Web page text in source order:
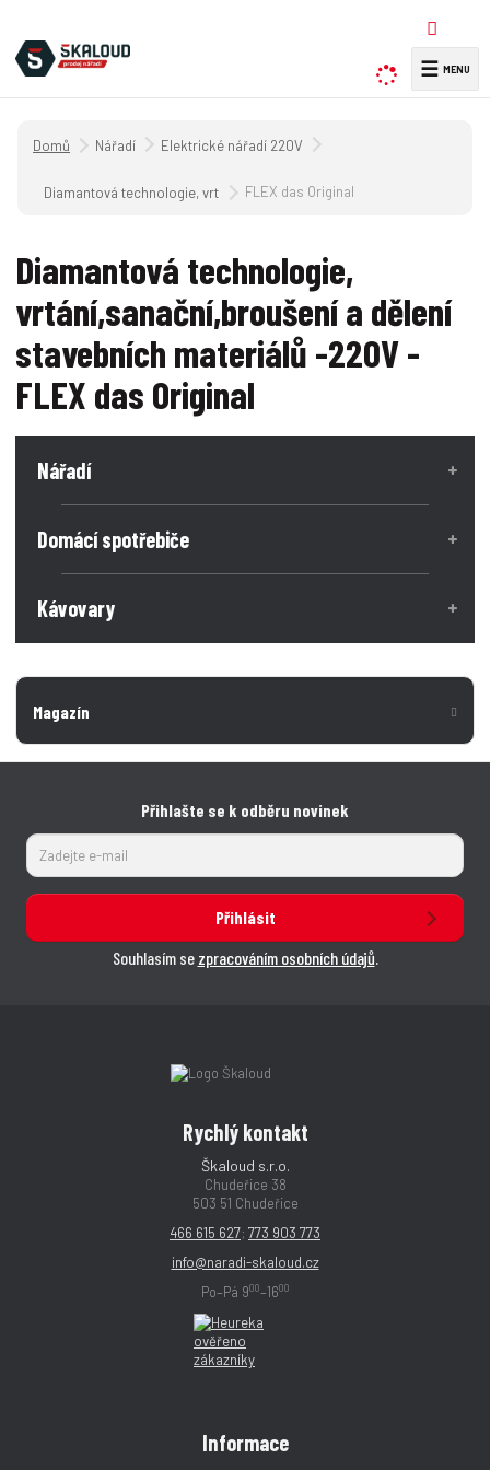
y
☰
Úvodní strana
Nářadí Elektrické nářadí 220V
Diamantová technologie, vrtání,sanační,broušení a dělení stavebních
FLEX das Original
Diamantová technologie,
vrtání,sanační,broušení a dělení
stavebních materiálů -220V -
FLEX das Original
Nářadí
Domácí spotřebiče
Kávovary
Magazín
Přihlašte se k odběru novinek
Přihlásit
Souhlasím se zpracováním osobních údajů.
Rychlý kontakt
Škaloud s.r.o.
Chudeřice 38
503 51 Chudeřice
466 615 627; 773 903 773
info@naradi-skaloud.cz
Po–Pá 900–1600
Informace